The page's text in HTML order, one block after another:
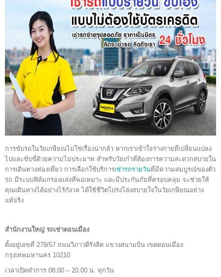
การขับรถในวัยเกษียณไม่ใช่เรื่องน่ากลัว หากเราเข้าใจร่างกายที่เปลี่ยนแปลง
ไปและขับขี่ด้วยความไม่ประมาท สำหรับวัยเก๋าที่ต้องการความสะดวกสบายใน
การเดินทางท่องเที่ยว การเลือกใช้บริการเช่ารถรายวันที่มีความสมบูรณ์ของตัว
รถ มีระบบฟิล์มกรองแสงที่พอเหมาะ และมีประกันภัยที่ครอบคลุม จะช่วยให้
คุณเดินทางได้อย่างไร้กังวล ได้ใช้ชีวิตโปร่งโล่งสบายใจในวัยเกษียณอย่าง
แท้จริง
สำนักงานใหญ่ รถเช่าดอนเมือง
ตั้งอยู่เลขที่ 279/57 ถนนวิภาวดีรังสิต แขวงสนามบิน เขตดอนเมือง
กรุงเทพมหานคร 10210
เวลาเปิดทำการ 08.00 – 20.00 น. ทุกวัน